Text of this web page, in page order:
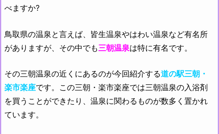
べますか?
鳥取県の温泉と言えば、皆生温泉やはわい温泉など有名所
がありますが、その中でも三朝温泉は特に有名です。
その三朝温泉の近くにあるのが今回紹介する道の駅三朝・
楽市楽座です。この三朝・楽市楽座では三朝温泉の入浴剤
を買うことができたり、温泉に関わるものが数多く置かれ
ています。